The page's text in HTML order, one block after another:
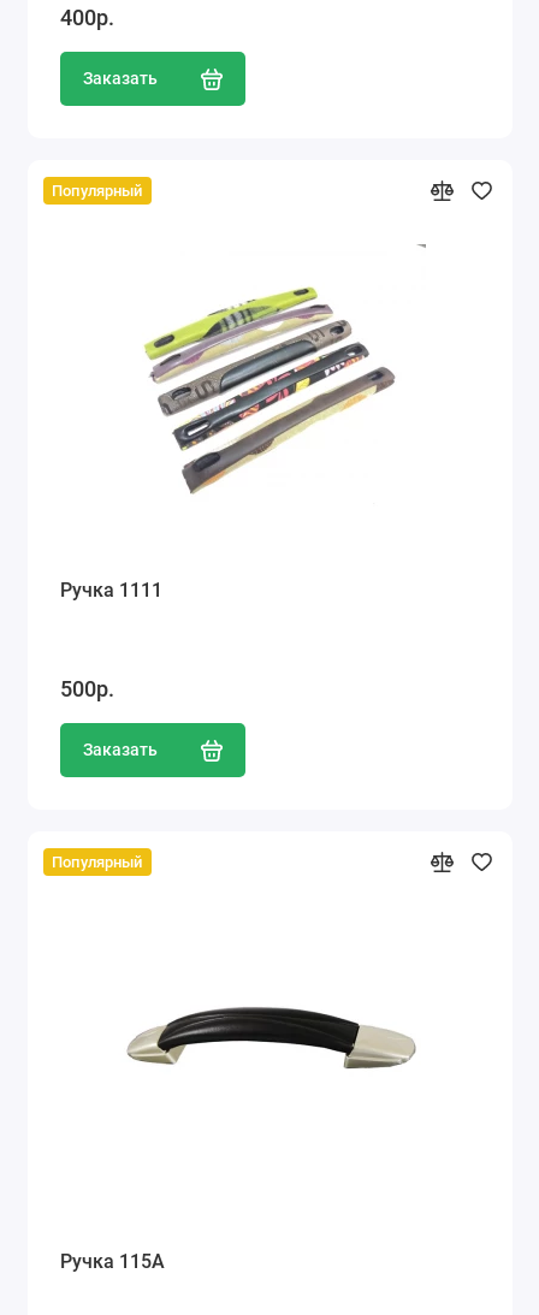
400р.
Заказать
Популярный
Ручка 1111
500р.
Заказать
Популярный
Ручка 115А